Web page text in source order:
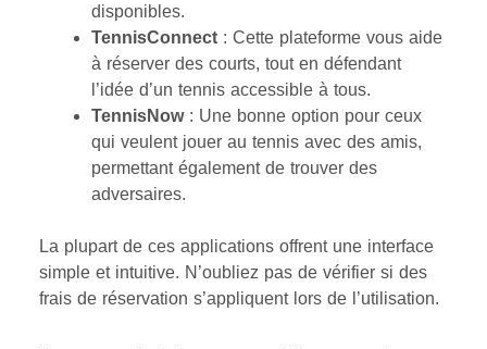
disponibles.
TennisConnect : Cette plateforme vous aide
à réserver des courts, tout en défendant
l’idée d’un tennis accessible à tous.
TennisNow: Une bonne option pour ceux
qui veulent jouer au tennis avec des amis,
permettant également de trouver des
adversaires.
La plupart de ces applications offrent une interface
simple et intuitive. N’oubliez pas de vérifier si des
frais de réservation s’appliquent lors de l’utilisation.